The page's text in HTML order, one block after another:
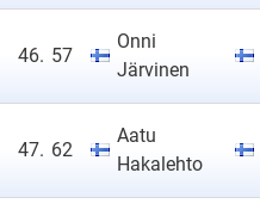
46. 57
Onni
Järvinen
47. 62
Aatu
Hakalehto